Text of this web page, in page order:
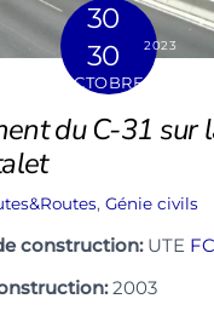
30
30
OCTOBRE
2023
du C-31 sur
, Génie civils
construction:UTE
2003